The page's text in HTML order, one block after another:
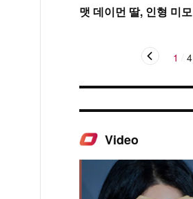
맷 데이먼 딸, 인형 미모
1 4
Video